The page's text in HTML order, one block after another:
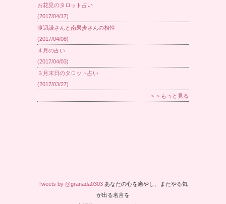
お花見のタロット占い
(2017/04/17)
渡辺謙さんと南果歩さんの相性
(2017/04/08)
４月の占い
(2017/04/03)
３月末日のタロット占い
(2017/03/27)
＞＞もっと見る
Tweets by @granada0303 あなたの心を癒やし、またやる気
が出る名言を